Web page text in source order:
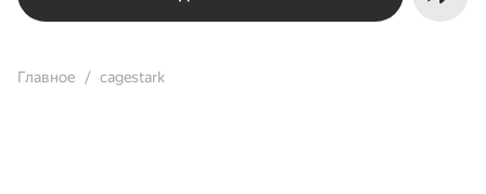
Главное cagestark